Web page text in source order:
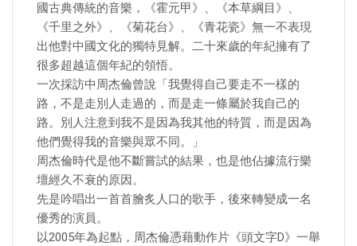
國古典傳統的音樂，《霍元甲》、《本草綱目》、
《千里之外》、《菊花台》、《青花瓷》無一不表現
出他對中國文化的獨特見解。二十來歲的年紀擁有了
很多超越這個年紀的領悟。
一次採訪中周杰倫曾說「我覺得自己要走不一樣的
路，不是走別人走過的，而是走一條屬於我自己的
路。別人注意到我不是因為我其他的特質，而是因為
他們覺得我的音樂與眾不同。」
周杰倫時代是他不斷嘗試的結果，也是他佔據流行樂
壇經久不衰的原因。
先是吟唱出一首首膾炙人口的歌手，後來轉變成一名
優秀的演員。
以2005年為起點，周杰倫憑藉動作片《頭文字D》一舉